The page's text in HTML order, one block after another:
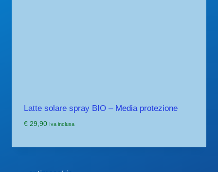
Latte solare spray BIO – Media protezione
€29,90 Iva inclusa